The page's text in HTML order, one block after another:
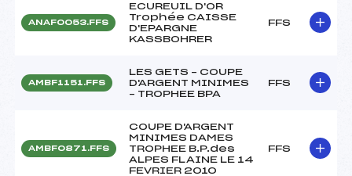
ANAF0053.FFS
ECUREUIL D'OR
Trophée CAISSE
D'EPARGNE
KASSBOHRER
FFS
AMBF1151.FFS
LES GETS – COUPE
D'ARGENT MINIMES
– TROPHEE BPA
FFS
AMBF0871.FFS
COUPE D'ARGENT
MINIMES DAMES
TROPHEE B.P.des
ALPES FLAINE LE 14
FEVRIER 2010
FFS